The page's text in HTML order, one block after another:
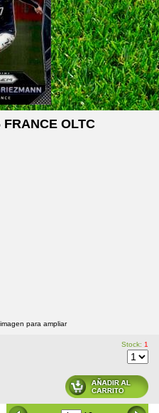
FRANCE OLTC
para ampliar
Stock: 1